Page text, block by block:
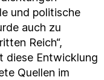
und politische
auch zu
Reich“,
diese Entwicklung
Quellen im